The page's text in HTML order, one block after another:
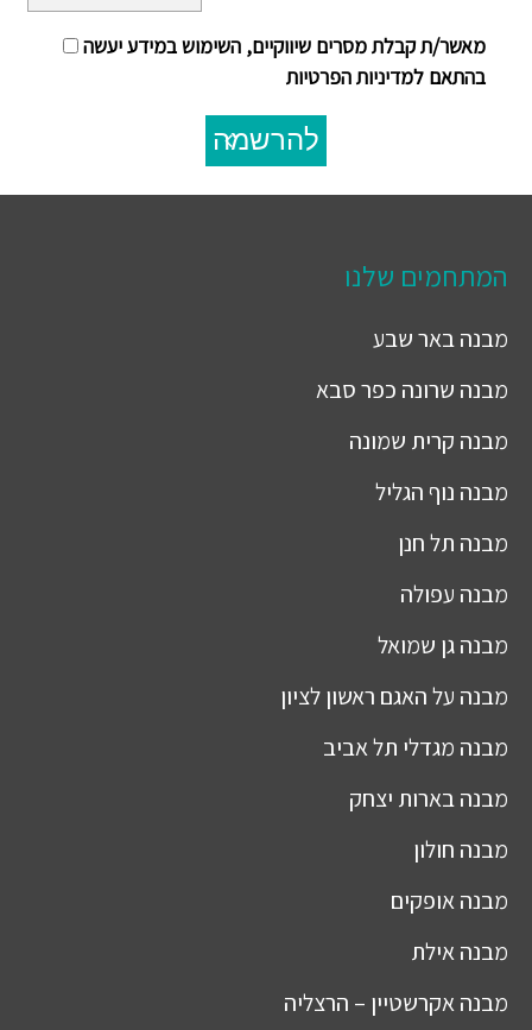
מאשר/ת קבלת מסרים שיווקיים, השימוש במידע יעשה
בהתאם למדיניות הפרטיות
להרשמה
המתחמים שלנו
מבנהבאר שבע
מבנה שרונה כפר סבא
מבנה קרית שמונה
מבנה נוף הגליל
מבנה תל חנן
מבנה עפולה
מבנהגן שמואל
מבנה על האגם ראשון לציון
מבנה מגדלי תל אביב
מבנהבארות יצחק
מבנה חולון
מבנהאופקים
מבנהאילת
מבנהאקרשטיין – הרצליה